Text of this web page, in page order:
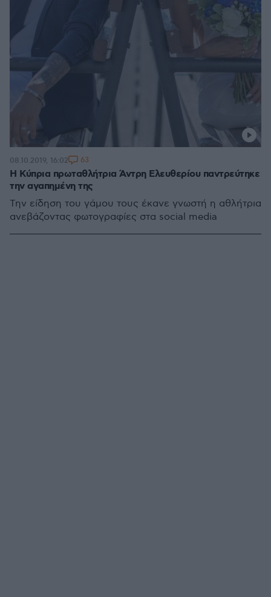
Η Κύπρια πρωταθλήτρια Άντρη Ελευθερίου παντρεύτηκε
την αγαπημένη της
Την είδηση του γάμου τους έκανε γνωστή η αθλήτρια
ανεβάζοντας φωτογραφίες στα social media
08.10.2019, 16:02 63